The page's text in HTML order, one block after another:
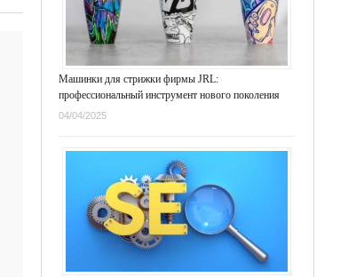
Машинки для стрижки фирмы JRL:
профессиональный инструмент нового поколения
04/04/2025